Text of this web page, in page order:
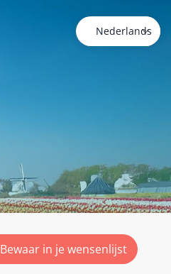
Bewaar in je wensenlijst